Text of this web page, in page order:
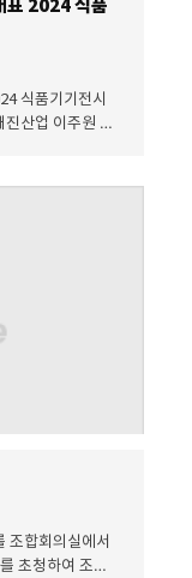
표 2024 식품
식품기기전시
조합회의실에서